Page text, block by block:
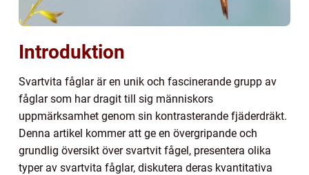
Introduktion
Svartvita fåglar är en unik och fascinerande grupp av
fåglar som har dragit till sig människors
uppmärksamhet genom sin kontrasterande fjäderdräkt.
Denna artikel kommer att ge en övergripande och
grundlig översikt över svartvit fågel, presentera olika
typer av svartvita fåglar, diskutera deras kvantitativa